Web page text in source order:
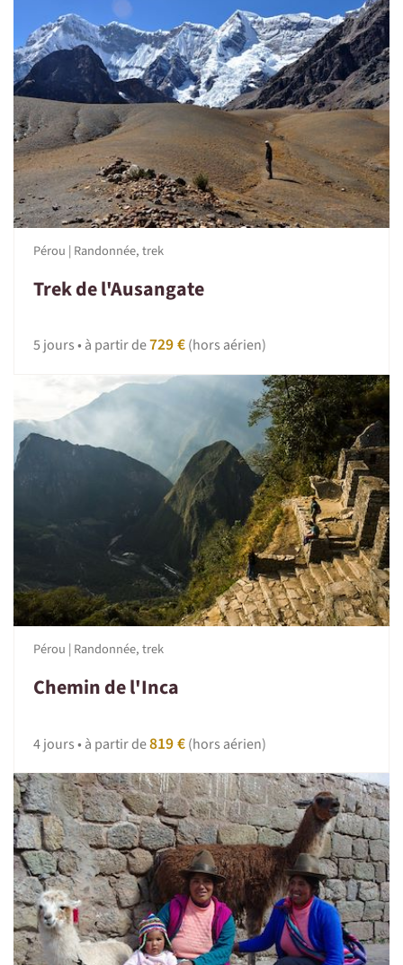
Pérou | Randonnée, trek
Trek de l'Ausangate
5 jours • à partir de729 €(hors aérien)
Pérou | Randonnée, trek
Chemin de l'Inca
4 jours • à partir de819 €(hors aérien)